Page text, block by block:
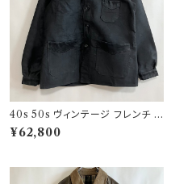
40s 50s ヴィンテージ フレンチ V
ポケ ブラックモールスキンジャケッ
ト カバーオール
¥62,800